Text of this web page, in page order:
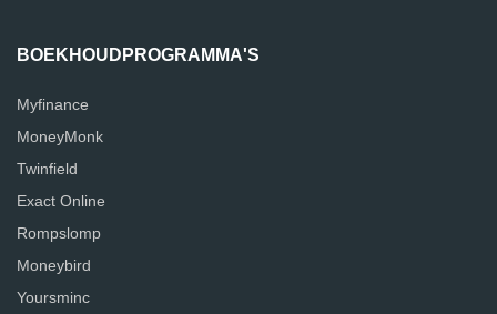
BOEKHOUDPROGRAMMA'S
Myfinance
MoneyMonk
Twinfield
Exact Online
Rompslomp
Moneybird
Yoursminc